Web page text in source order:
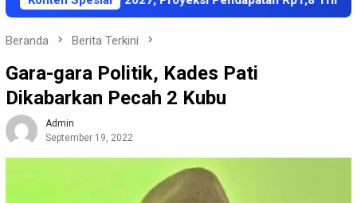
Beranda Berita Terkini
Gara-gara Politik, Kades Pati
Dikabarkan Pecah 2 Kubu
Admin
September 19, 2022